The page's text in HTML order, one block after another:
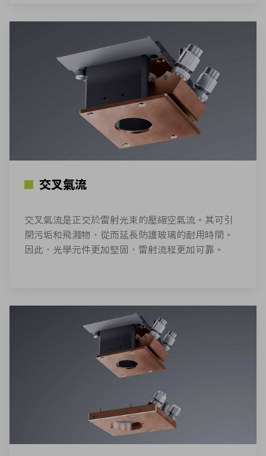
交叉氣流
交叉氣流是正交於雷射光束的壓縮空氣流。其可引
開污垢和飛濺物，從而延長防護玻璃的耐用時間。
因此，光學元件更加堅固，雷射流程更加可靠。